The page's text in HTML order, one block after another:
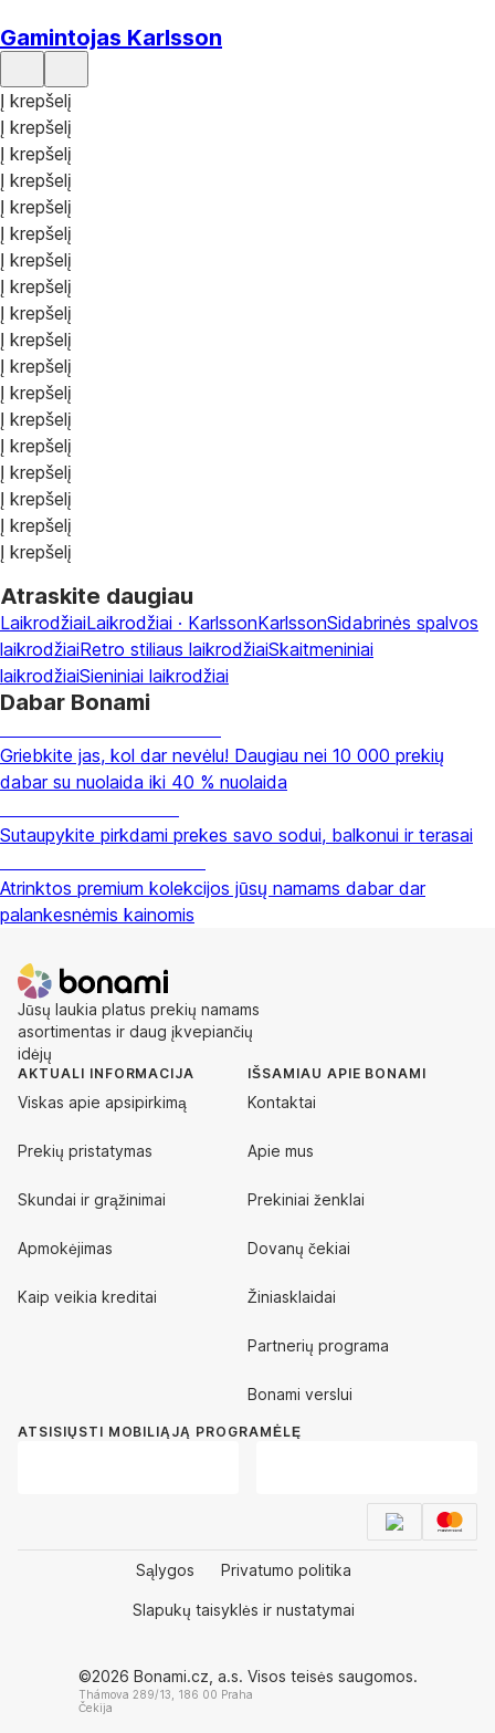
Gamintojas Karlsson
Į krepšelį
Į krepšelį
Į krepšelį
Į krepšelį
Į krepšelį
Į krepšelį
Į krepšelį
Į krepšelį
Į krepšelį
Į krepšelį
Į krepšelį
Į krepšelį
Į krepšelį
Į krepšelį
Į krepšelį
Į krepšelį
Į krepšelį
Į krepšelį
Atraskite daugiau
LaikrodžiaiLaikrodžiai · KarlssonKarlssonSidabrinės spalvos
laikrodžiaiRetro stiliaus laikrodžiaiSkaitmeniniai
laikrodžiaiSieniniai laikrodžiai
Dabar Bonami
Griebkite jas, kol dar nevėlu! Daugiau nei 10 000 prekių
dabar su nuolaida iki 40 % nuolaida
Sutaupykite pirkdami prekes savo sodui, balkonui ir terasai
Atrinktos premium kolekcijos jūsų namams dabar dar
palankesnėmis kainomis
Jūsų laukia platus prekių namams
asortimentas ir daug įkvepiančių
idėjų
AKTUALI INFORMACIJA
Viskas apie apsipirkimą
Prekių pristatymas
Skundai ir grąžinimai
Apmokėjimas
Kaip veikia kreditai
IŠSAMIAU APIE BONAMI
Kontaktai
Apie mus
Prekiniai ženklai
Dovanų čekiai
Žiniasklaidai
Partnerių programa
Bonami verslui
ATSISIŲSTI MOBILIĄJĄ PROGRAMĖLĘ
Sąlygos Privatumo politika
Slapukų taisyklės ir nustatymai
©2026 Bonami.cz, a.s. Visos teisės saugomos.
Thámova 289/13, 186 00 Praha
Čekija